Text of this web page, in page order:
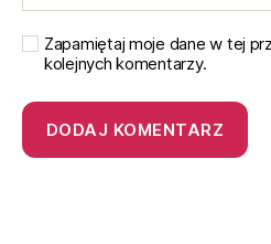
Zapamiętaj moje dane w tej
kolejnych komentarzy.